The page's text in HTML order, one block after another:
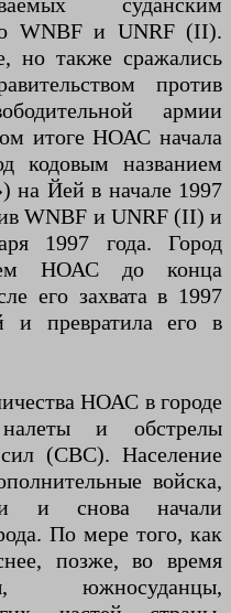
WNBF и UNRF (II).
но также сражались
против
армии
итоге НОАС начала
кодовым названием
на Йей в начале 1997
WNBF и UNRF (II) и
1997 года. Город
НОАС до конца
его захвата в 1997
превратила его в
НОАС в городе
и обстрелы
(СВС). Население
войска,
и снова начали
По мере того, как
позже, во время
южносуданцы,